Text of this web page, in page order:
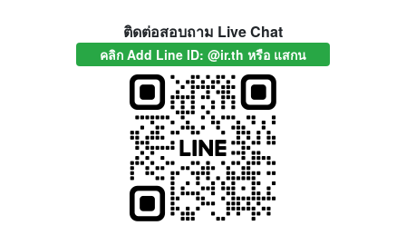
ติดต่อสอบถาม Live Chat
คลิก Add Line ID: @ir.th หรือ แสกน